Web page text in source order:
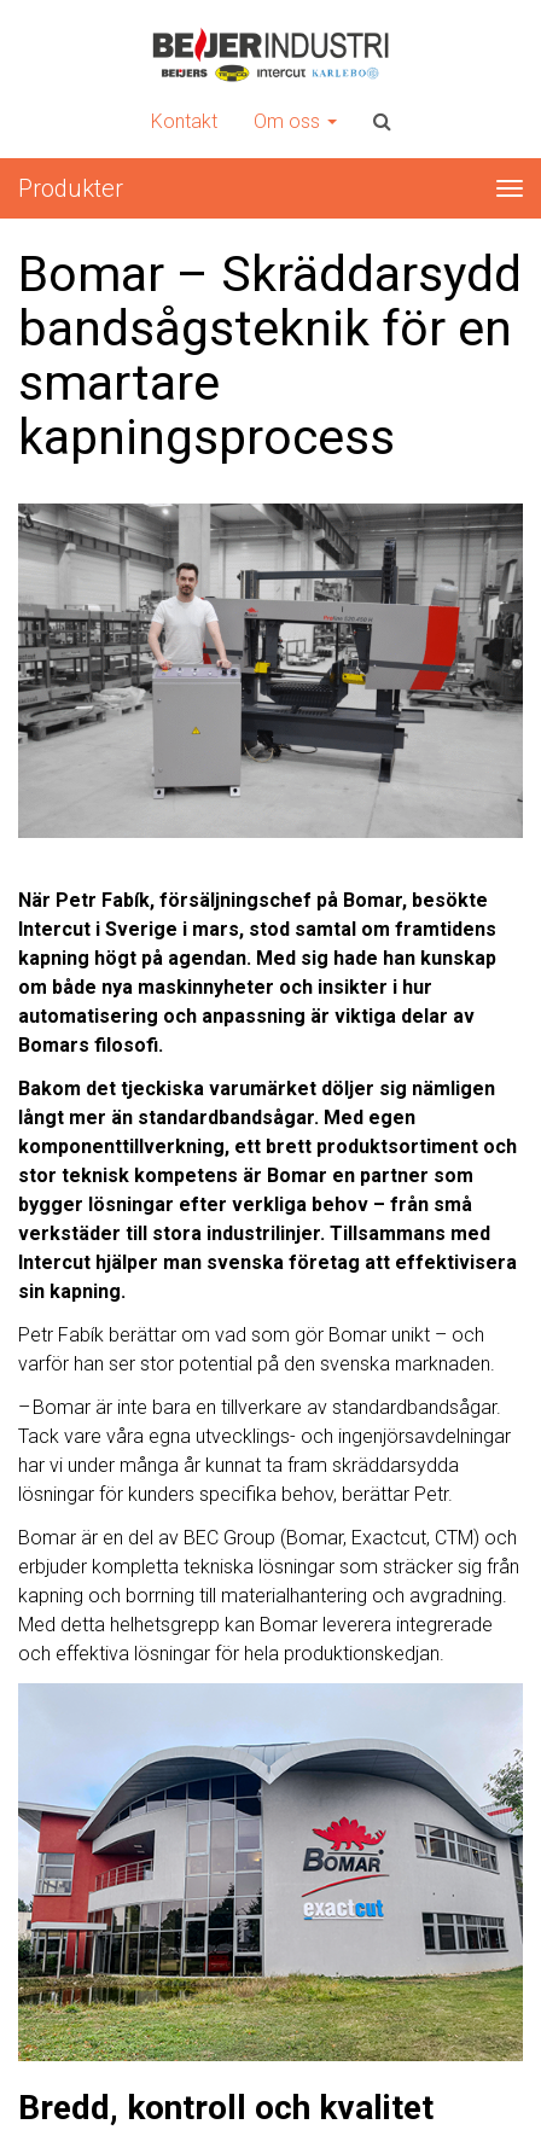
INTERCUT
Er kompletta leverantör av plåtbearbetningsmaskiner
Kontakt Om oss
Produkter
Bomar – Skräddarsydd
bandsågsteknik för en
smartare
kapningsprocess
När Petr Fabík, försäljningschef på Bomar, besökte
Intercut i Sverige i mars, stod samtal om framtidens
kapning högt på agendan. Med sig hade han kunskap
om både nya maskinnyheter och insikter i hur
automatisering och anpassning är viktiga delar av
Bomars filosofi.
Bakom det tjeckiska varumärket döljer sig nämligen
långt mer än standardbandsågar. Med egen
komponenttillverkning, ett brett produktsortiment och
stor teknisk kompetens är Bomar en partner som
bygger lösningar efter verkliga behov – från små
verkstäder till stora industrilinjer. Tillsammans med
Intercut hjälper man svenska företag att effektivisera
sin kapning.
Petr Fabík berättar om vad som gör Bomar unikt – och
varför han ser stor potential på den svenska marknaden.
– Bomar är inte bara en tillverkare av standardbandsågar.
Tack vare våra egna utvecklings- och ingenjörsavdelningar
har vi under många år kunnat ta fram skräddarsydda
lösningar för kunders specifika behov, berättar Petr.
Bomar är en del av BEC Group (Bomar, Exactcut, CTM) och
erbjuder kompletta tekniska lösningar som sträcker sig från
kapning och borrning till materialhantering och avgradning.
Med detta helhetsgrepp kan Bomar leverera integrerade
och effektiva lösningar för hela produktionskedjan.
Bredd, kontroll och kvalitet